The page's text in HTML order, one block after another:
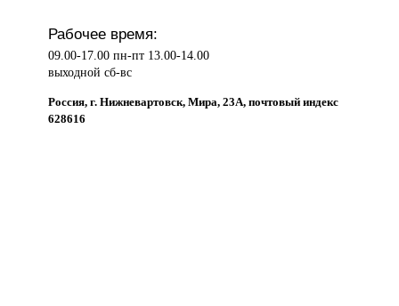
Рабочее время:
09.00-17.00 пн-пт 13.00-14.00
выходной сб-вс
Россия, г. Нижневартовск, Мира, 23А, почтовый индекс
628616